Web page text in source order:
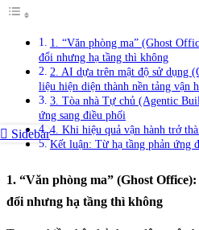
1. “Văn phòng ma” (Ghost
đổi nhưng hạ tầng thì không
2. AI dựa trên mật độ sử dụng
liệu hiện diện thành nền tảng vận
3. Tòa nhà Tự chủ (Agentic
ứng sang điều phối
4. Khi hiệu quả vận hành trở
Kết luận: Từ hạ tầng phản ứng
1. “Văn phòng ma” (Ghost
đổi nhưng hạ tầng thì không
Sidebar